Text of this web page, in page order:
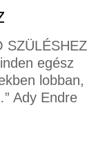
SZÜLÉSHEZ
egész
lobban,
Ady Endre